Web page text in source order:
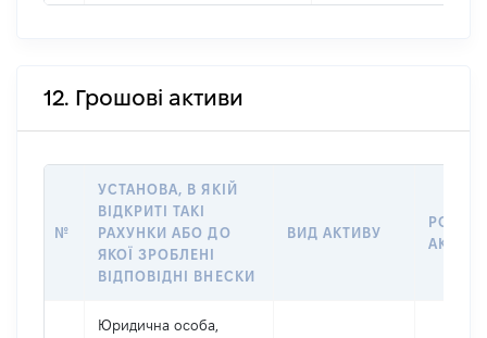
12. Грошові активи
№
УСТАНОВА, В ЯКІЙ
ВІДКРИТІ ТАКІ
РАХУНКИ АБО ДО
ЯКОЇ ЗРОБЛЕНІ
ВІДПОВІДНІ ВНЕСКИ
ВИД АКТИВУ
АКТИВУ
Юридична особа,